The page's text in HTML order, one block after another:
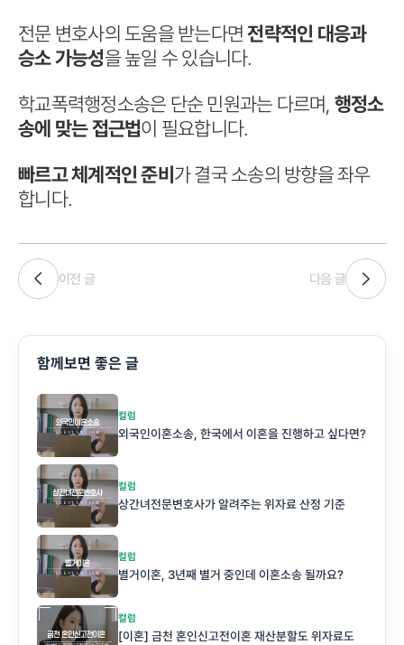
전문 변호사의 도움을 받는다면전략적인 대응과
승소 가능성을 높일 수 있습니다.
학교폭력행정소송은 단순 민원과는 다르며, 행정소
송에 맞는 접근법이 필요합니다.
빠르고 체계적인 준비가 결국 소송의 방향을 좌우
합니다.
이전 글 다음 글
함께보면 좋은 글
컬럼
외국인이혼소송, 한국에서 이혼을 진행하고 싶다면?
컬럼
상간녀전문변호사가 알려주는 위자료 산정 기준
컬럼
별거이혼, 3년째 별거 중인데 이혼소송 될까요?
컬럼
[이혼] 금천 혼인신고전이혼 재산분할도 위자료도